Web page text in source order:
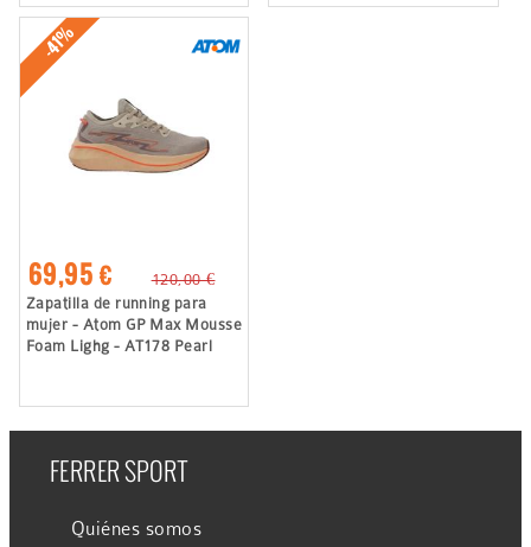
-41%
69,95 €
120,00 €
Zapatilla de running para
mujer - Atom GP Max Mousse
Foam Lighg - AT178 Pearl
FERRER SPORT
Quiénes somos